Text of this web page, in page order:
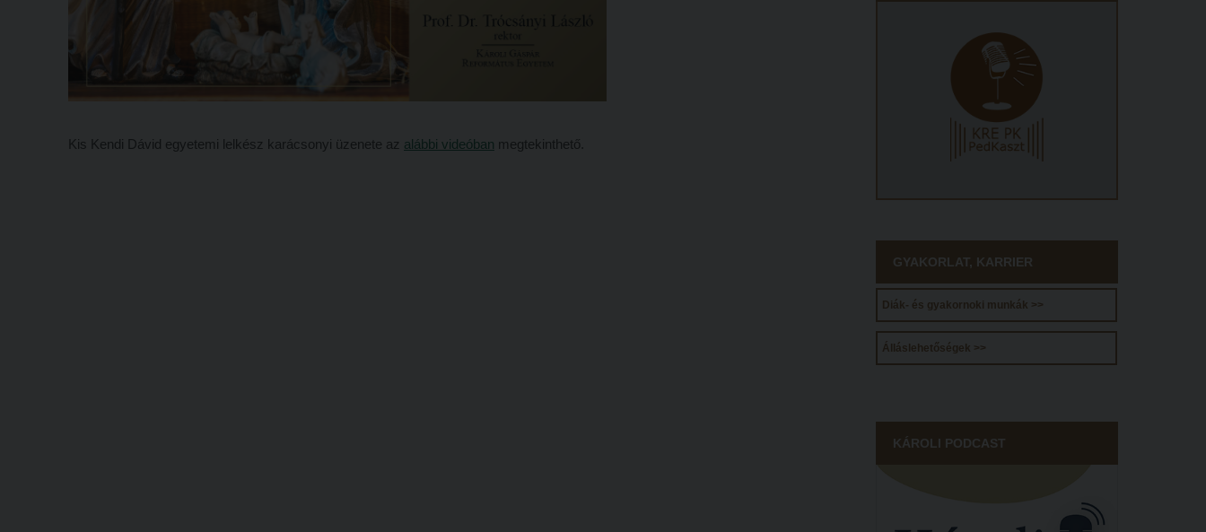
Kis Kendi Dávid egyetemi lelkész karácsonyi üzenete az alábbi videóban megtekinthető.
GYAKORLAT, KARRIER
Diák- és gyakornoki munkák >>
Álláslehetőségek >>
KÁROLI PODCAST